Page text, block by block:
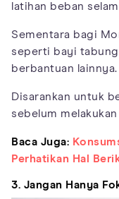
latihan beban
Sementara bagi
seperti bayi
berbantuan lainnya.
Disarankan untuk
sebelum
Baca Juga:
Perhatikan Hal
3. Jangan Hanya